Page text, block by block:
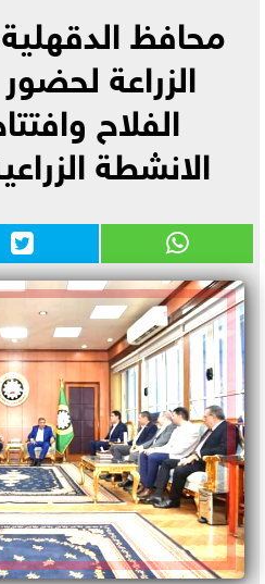
محافظ
الزراعة
الفلاح
الانشطة